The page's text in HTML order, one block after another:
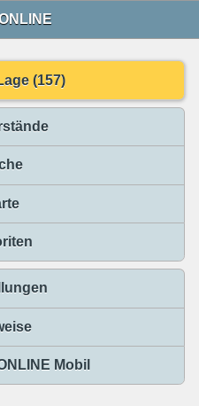
(157)
Mobil